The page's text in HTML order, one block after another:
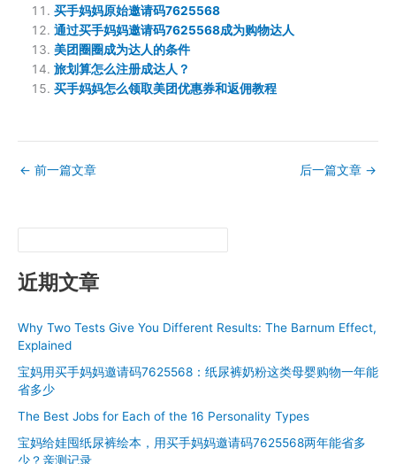
买手妈妈原始邀请码7625568
通过买手妈妈邀请码7625568成为购物达人
美团圈圈成为达人的条件
旅划算怎么注册成达人？
买手妈妈怎么领取美团优惠券和返佣教程
← 前一篇文章 后一篇文章 →
近期文章
Why Two Tests Give You Different Results: The Barnum Effect,
Explained
宝妈用买手妈妈邀请码7625568：纸尿裤奶粉这类母婴购物一年能
省多少
The Best Jobs for Each of the 16 Personality Types
宝妈给娃囤纸尿裤绘本，用买手妈妈邀请码7625568两年能省多
少？亲测记录